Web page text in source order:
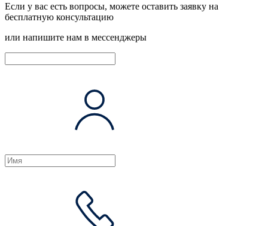
Если у вас есть вопросы, можете оставить заявку на
бесплатную консультацию
или напишите нам в мессенджеры